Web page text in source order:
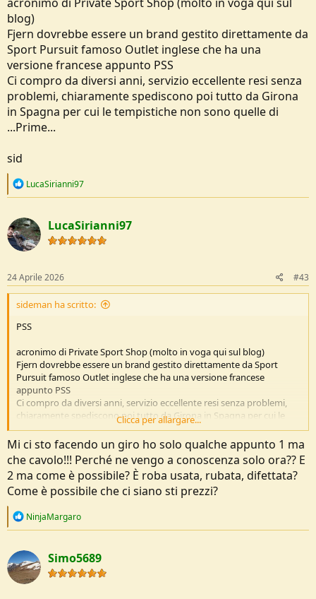
Comunque almeno ho la certezza che sia il 400
- il secondo punto è che non ha la rete per riporlo in stoccaggio
quando non si usa( e questo mi pareva ci fosse scritto che dicono di
lasciarlo nella sua sacca senza stringerla... ma non mi fido tanto è
cmq molto compresso)
Insomma, diciamo 2 piccolezze... per il resto per 140 euro molto
contento...vediamo come si comporterà domani notte
sid
blog)
Fjern dovrebbe essere un brand gestito direttamente da
Sport Pursuit famoso Outlet inglese che ha una
versione francese appunto PSS
Ci compro da diversi anni, servizio eccellente resi senza
problemi, chiaramente spediscono poi tutto da Girona
in Spagna per cui le tempistiche non sono quelle di
...Prime...
sid
R
c
t
i
o
s
:
LucaSirianni97
LucaSirianni97
24 Aprile 2026 #43
sideman ha scritto:
PSS
acronimo di Private Sport Shop (molto in voga qui sul blog)
Fjern dovrebbe essere un brand gestito direttamente da Sport
Pursuit famoso Outlet inglese che ha una versione francese
appunto PSS
Ci compro da diversi anni, servizio eccellente resi senza problemi,
chiaramente spediscono poi tutto da Girona in Spagna per cui le
tempistiche non sono quelle di ...Prime...
Clicca per allargare...
Mi ci sto facendo un giro ho solo qualche appunto 1 ma
che cavolo!!! Perché ne vengo a conoscenza solo ora?? E
2 ma come è possibile? È roba usata, rubata, difettata?
Come è possibile che ci siano sti prezzi?
R
c
t
i
o
NinjaMargaro
Simo5689